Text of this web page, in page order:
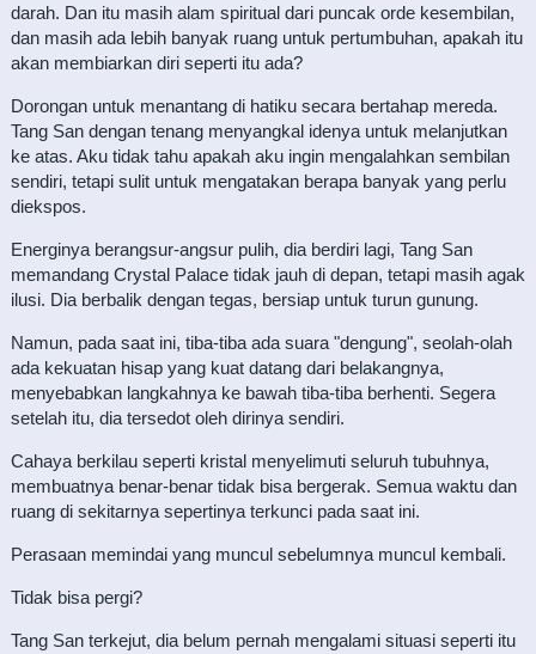
darah. Dan itu masih alam spiritual dari puncak orde kesembilan,
dan masih ada lebih banyak ruang untuk pertumbuhan, apakah itu
akan membiarkan diri seperti itu ada?
Dorongan untuk menantang di hatiku secara bertahap mereda.
Tang San dengan tenang menyangkal idenya untuk melanjutkan
ke atas. Aku tidak tahu apakah aku ingin mengalahkan sembilan
sendiri, tetapi sulit untuk mengatakan berapa banyak yang perlu
diekspos.
Energinya berangsur-angsur pulih, dia berdiri lagi, Tang San
memandang Crystal Palace tidak jauh di depan, tetapi masih agak
ilusi. Dia berbalik dengan tegas, bersiap untuk turun gunung.
Namun, pada saat ini, tiba-tiba ada suara "dengung", seolah-olah
ada kekuatan hisap yang kuat datang dari belakangnya,
menyebabkan langkahnya ke bawah tiba-tiba berhenti. Segera
setelah itu, dia tersedot oleh dirinya sendiri.
Cahaya berkilau seperti kristal menyelimuti seluruh tubuhnya,
membuatnya benar-benar tidak bisa bergerak. Semua waktu dan
ruang di sekitarnya sepertinya terkunci pada saat ini.
Perasaan memindai yang muncul sebelumnya muncul kembali.
Tidak bisa pergi?
Tang San terkejut, dia belum pernah mengalami situasi seperti itu